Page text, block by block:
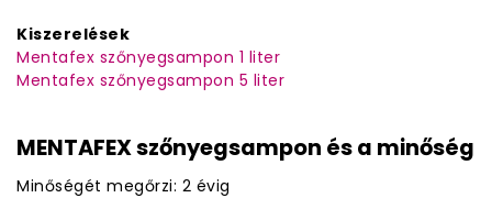
Kiszerelések
Mentafex szőnyegsampon 1 liter
Mentafex szőnyegsampon 5 liter
MENTAFEX szőnyegsampon és a minőség
Minőségét megőrzi: 2 évig